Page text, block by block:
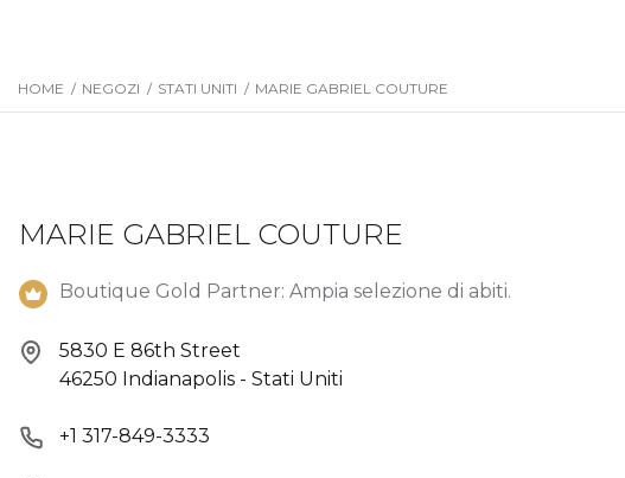
HOME / NEGOZI / STATI UNITI / MARIE GABRIEL COUTURE
MARIE GABRIEL COUTURE
Boutique Gold Partner: Ampia selezione di abiti.
5830 E 86th Street
46250 Indianapolis - Stati Uniti
+1 317-849-3333